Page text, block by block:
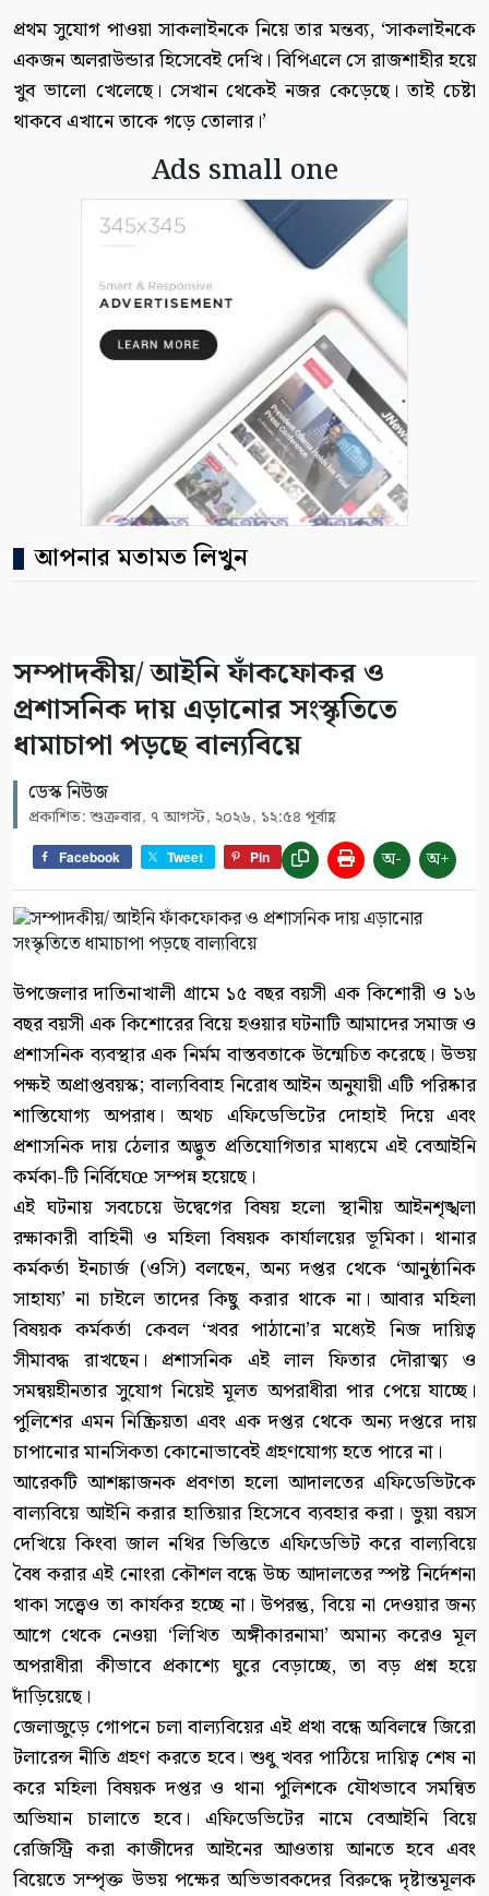
প্রথম সুযোগ পাওয়া সাকলাইনকে নিয়ে তার মন্তব্য, ‘সাকলাইনকে
একজন অলরাউন্ডার হিসেবেই দেখি। বিপিএলে সে রাজশাহীর হয়ে
খুব ভালো খেলেছে। সেখান থেকেই নজর কেড়েছে। তাই চেষ্টা
থাকবে এখানে তাকে গড়ে তোলার।’
Ads small one
আপনার মতামত লিখুন
সম্পাদকীয়/ আইনি ফাঁকফোকর ও
প্রশাসনিক দায় এড়ানোর সংস্কৃতিতে
ধামাচাপা পড়ছে বাল্যবিয়ে
ডেস্ক নিউজ
প্রকাশিত: শুক্রবার, ৭ আগস্ট, ২০২৬, ১২:৫৪ পূর্বাহ্ণ
Facebook Tweet Pin অ- অ+
উপজেলার দাতিনাখালী গ্রামে ১৫ বছর বয়সী এক কিশোরী ও ১৬
বছর বয়সী এক কিশোরের বিয়ে হওয়ার ঘটনাটি আমাদের সমাজ ও
প্রশাসনিক ব্যবস্থার এক নির্মম বাস্তবতাকে উন্মেচিত করেছে। উভয়
পক্ষই অপ্রাপ্তবয়স্ক; বাল্যবিবাহ নিরোধ আইন অনুযায়ী এটি পরিষ্কার
শাস্তিযোগ্য অপরাধ। অথচ এফিডেভিটের দোহাই দিয়ে এবং
প্রশাসনিক দায় ঠেলার অদ্ভুত প্রতিযোগিতার মাধ্যমে এই বেআইনি
কর্মকা-টি নির্বিঘেœ সম্পন্ন হয়েছে।
এই ঘটনায় সবচেয়ে উদ্বেগের বিষয় হলো স্থানীয় আইনশৃঙ্খলা
রক্ষাকারী বাহিনী ও মহিলা বিষয়ক কার্যালয়ের ভূমিকা। থানার
কর্মকর্তা ইনচার্জ (ওসি) বলছেন, অন্য দপ্তর থেকে ‘আনুষ্ঠানিক
সাহায্য’ না চাইলে তাদের কিছু করার থাকে না। আবার মহিলা
বিষয়ক কর্মকর্তা কেবল ‘খবর পাঠানো’র মধ্যেই নিজ দায়িত্ব
সীমাবদ্ধ রাখছেন। প্রশাসনিক এই লাল ফিতার দৌরাত্ম্য ও
সমন্বয়হীনতার সুযোগ নিয়েই মূলত অপরাধীরা পার পেয়ে যাচ্ছে।
পুলিশের এমন নিষ্ক্রিয়তা এবং এক দপ্তর থেকে অন্য দপ্তরে দায়
চাপানোর মানসিকতা কোনোভাবেই গ্রহণযোগ্য হতে পারে না।
আরেকটি আশঙ্কাজনক প্রবণতা হলো আদালতের এফিডেভিটকে
বাল্যবিয়ে আইনি করার হাতিয়ার হিসেবে ব্যবহার করা। ভুয়া বয়স
দেখিয়ে কিংবা জাল নথির ভিত্তিতে এফিডেভিট করে বাল্যবিয়ে
বৈধ করার এই নোংরা কৌশল বন্ধে উচ্চ আদালতের স্পষ্ট নির্দেশনা
থাকা সত্ত্বেও তা কার্যকর হচ্ছে না। উপরন্তু, বিয়ে না দেওয়ার জন্য
আগে থেকে নেওয়া ‘লিখিত অঙ্গীকারনামা’ অমান্য করেও মূল
অপরাধীরা কীভাবে প্রকাশ্যে ঘুরে বেড়াচ্ছে, তা বড় প্রশ্ন হয়ে
দাঁড়িয়েছে।
জেলাজুড়ে গোপনে চলা বাল্যবিয়ের এই প্রথা বন্ধে অবিলম্বে জিরো
টলারেন্স নীতি গ্রহণ করতে হবে। শুধু খবর পাঠিয়ে দায়িত্ব শেষ না
করে মহিলা বিষয়ক দপ্তর ও থানা পুলিশকে যৌথভাবে সমন্বিত
অভিযান চালাতে হবে। এফিডেভিটের নামে বেআইনি বিয়ে
রেজিস্ট্রি করা কাজীদের আইনের আওতায় আনতে হবে এবং
বিয়েতে সম্পৃক্ত উভয় পক্ষের অভিভাবকদের বিরুদ্ধে দৃষ্টান্তমূলক